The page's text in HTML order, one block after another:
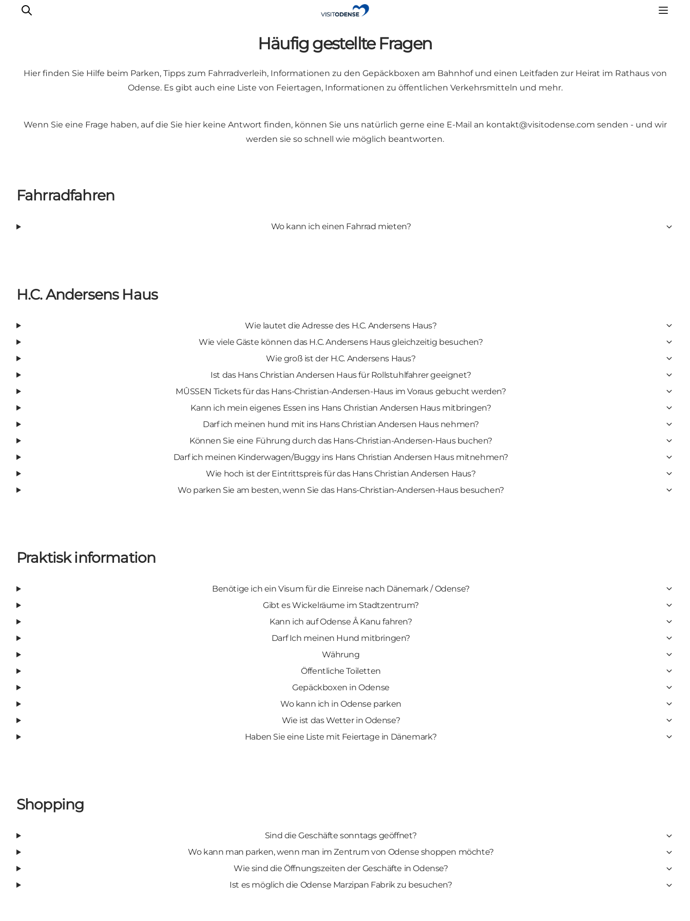
Inspiration
Häufig gestellte Fragen
Hier finden Sie Hilfe beim Parken, Tipps zum Fahrradverleih, Informationen zu den Gepäckboxen am Bahnhof und einen Leitfaden zur Heirat im Rathaus von
Odense. Es gibt auch eine Liste von Feiertagen, Informationen zu öffentlichen Verkehrsmitteln und mehr.
Wenn Sie eine Frage haben, auf die Sie hier keine Antwort finden, können Sie uns natürlich gerne eine E-Mail an kontakt@visitodense.com senden - und wir
werden sie so schnell wie möglich beantworten.
Fahrradfahren
Wo kann ich einen Fahrrad mieten?
H.C. Andersens Haus
Wie lautet die Adresse des H.C. Andersens Haus?
Wie viele Gäste können das H.C. Andersens Haus gleichzeitig besuchen?
Wie groß ist der H.C. Andersens Haus?
Ist das Hans Christian Andersen Haus für Rollstuhlfahrer geeignet?
MÛSSEN Tickets für das Hans-Christian-Andersen-Haus im Voraus gebucht werden?
Kann ich mein eigenes Essen ins Hans Christian Andersen Haus mitbringen?
Darf ich meinen hund mit ins Hans Christian Andersen Haus nehmen?
Können Sie eine Führung durch das Hans-Christian-Andersen-Haus buchen?
Darf ich meinen Kinderwagen/Buggy ins Hans Christian Andersen Haus mitnehmen?
Wie hoch ist der Eintrittspreis für das Hans Christian Andersen Haus?
Wo parken Sie am besten, wenn Sie das Hans-Christian-Andersen-Haus besuchen?
Praktisk information
Benötige ich ein Visum für die Einreise nach Dänemark / Odense?
Gibt es Wickelräume im Stadtzentrum?
Kann ich auf Odense Å Kanu fahren?
Darf Ich meinen Hund mitbringen?
Währung
Öffentliche Toiletten
Gepäckboxen in Odense
Wo kann ich in Odense parken
Wie ist das Wetter in Odense?
Haben Sie eine Liste mit Feiertage in Dänemark?
Shopping
Sind die Geschäfte sonntags geöffnet?
Wo kann man parken, wenn man im Zentrum von Odense shoppen möchte?
Wie sind die Öffnungszeiten der Geschäfte in Odense?
Ist es möglich die Odense Marzipan Fabrik zu besuchen?